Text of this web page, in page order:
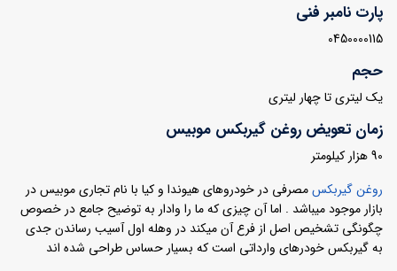
پارت نامبر فنی
0450000115
حجم
یک لیتری تا چهار لیتری
زمان تعویض روغن گیربکس موبیس
90 هزار کیلومتر
روغن گیربکسمصرفی در خودروهای هیوندا و کیا با نام تجاری موبیس در
بازار موجود میباشد . اما آن چیزی که ما را وادار به توضیح جامع در خصوص
چگونگی تشخیص اصل از فرع آن میکند در وهله اول آسیب رساندن جدی
به گیربکس خودرهای وارداتی است که بسیار حساس طراحی شده اند